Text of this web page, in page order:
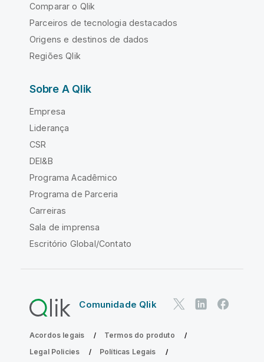
Comparar o Qlik
Parceiros de tecnologia destacados
Origens e destinos de dados
Regiões Qlik
Sobre A Qlik
Empresa
Liderança
CSR
DEI&B
Programa Acadêmico
Programa de Parceria
Carreiras
Sala de imprensa
Escritório Global/Contato
Comunidade Qlik
Acordos legais
Termos do produto
Legal Policies
Políticas Legais